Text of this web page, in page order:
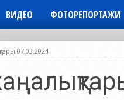
ВИДЕО ФОТОРЕПОРТАЖИ
07.03.2024